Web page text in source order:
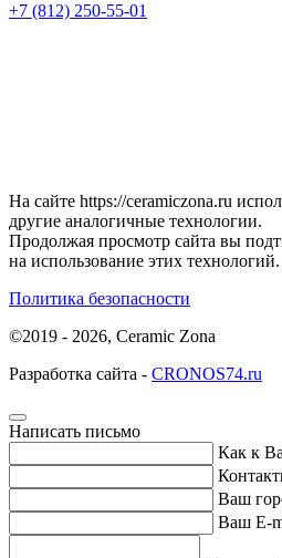
+7 (812) 250-55-01
На сайте https://ceramiczona.ru
другие аналогичные технологии.
Продолжая просмотр сайта вы
на использование этих технологий.
Политика безопасности
©2019 - 2026, Ceramic Zona
Разработка сайта - CRONOS74.ru
Написать письмо
Как к
Ваш
Ваш E-